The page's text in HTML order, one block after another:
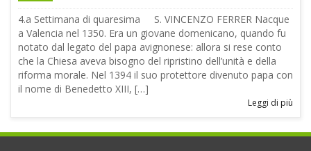
4.a Settimana di quaresima S. VINCENZO FERRER Nacque
a Valencia nel 1350. Era un giovane domenicano, quando fu
notato dal legato del papa avignonese: allora si rese conto
che la Chiesa aveva bisogno del ripristino dell’unità e della
riforma morale. Nel 1394 il suo protettore divenuto papa con
il nome di Benedetto XIII, […]
Leggi di più